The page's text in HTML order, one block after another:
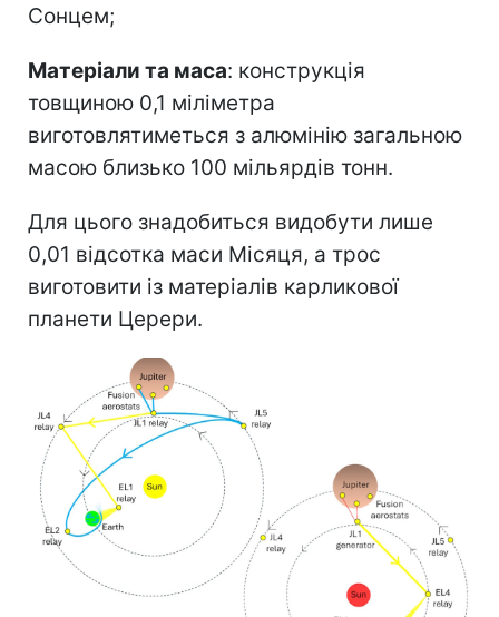
Сонцем;
Матеріали та маса: конструкція
товщиною 0,1 міліметра
виготовлятиметься з алюмінію загальною
масою близько 100 мільярдів тонн.
Для цього знадобиться видобути лише
0,01 відсотка маси Місяця, а трос
виготовити із матеріалів карликової
планети Церери.